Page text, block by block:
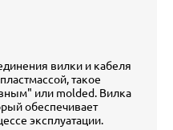
вилки и кабеля
такое
или molded. Вилка
обеспечивает
эксплуатации.